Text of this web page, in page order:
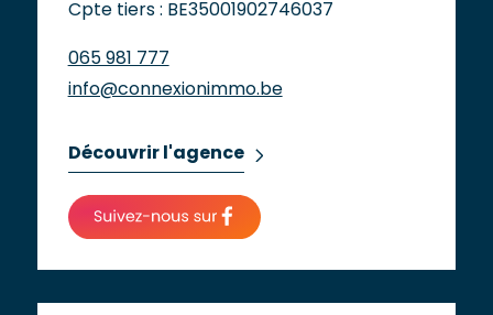
Cpte tiers : BE35001902746037
065 981 777
info@connexionimmo.be
Découvrir l'agence